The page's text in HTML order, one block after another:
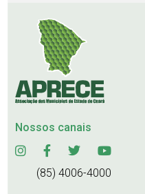
Nossos canais
(85) 4006-4000